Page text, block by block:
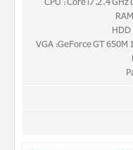
CPU : Core i7,2.4 GHz
HDD
VGA :GeForce GT 650M